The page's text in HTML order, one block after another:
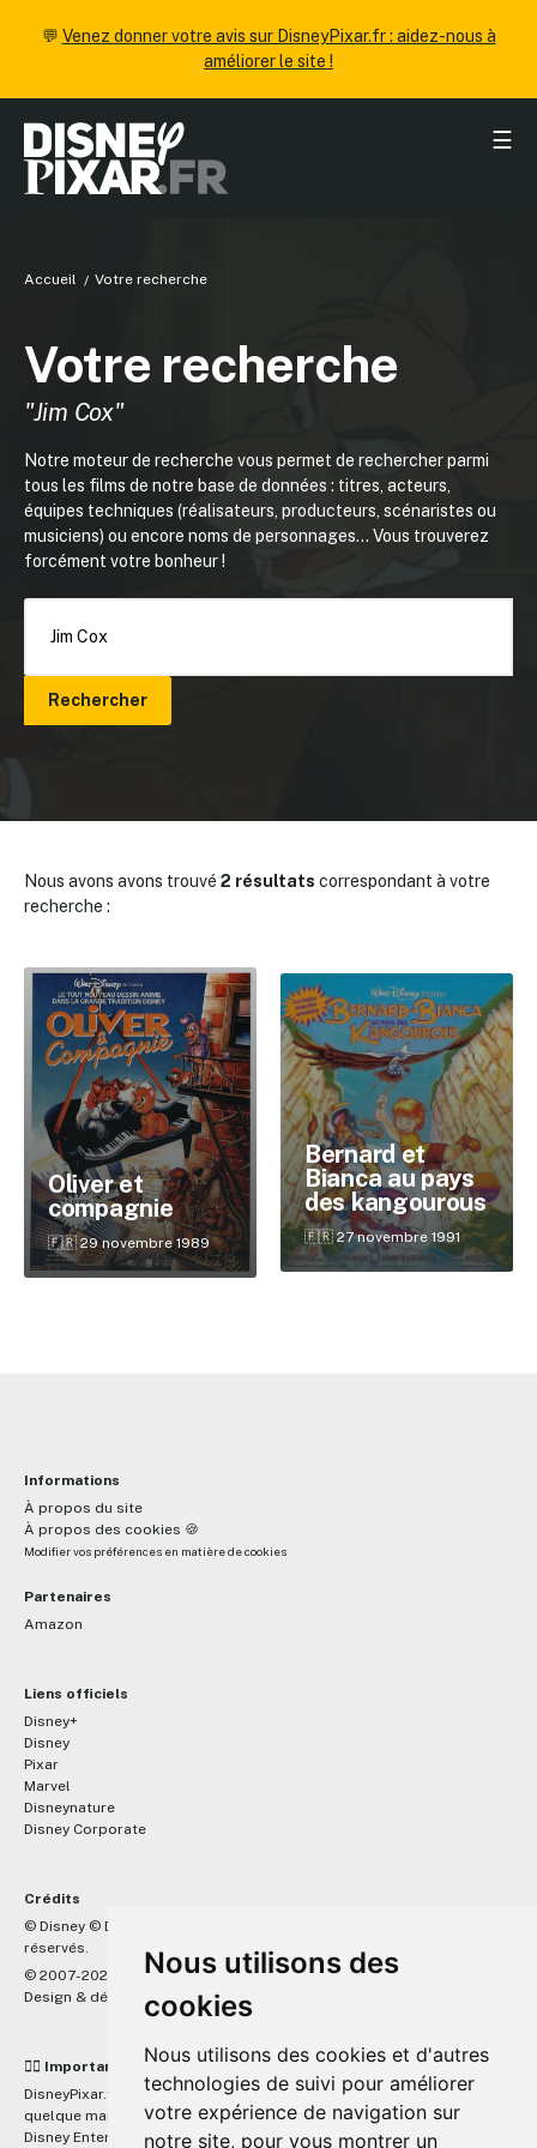
Nous utilisons des
cookies
Nous utilisons des cookies et d'autres
technologies de suivi pour améliorer
votre expérience de navigation sur
notre site, pour vous montrer un
💬 Venez donner votre avis sur DisneyPixar.fr : aidez-nous à
améliorer le site !
☰
Accueil Votre recherche
Votre recherche
"Jim Cox"
Notre moteur de recherche vous permet de rechercher parmi
tous les films de notre base de données : titres, acteurs,
équipes techniques (réalisateurs, producteurs, scénaristes ou
musiciens) ou encore noms de personnages... Vous trouverez
forcément votre bonheur !
Rechercher
Nous avons avons trouvé 2 résultats correspondant à votre
recherche :
Oliver et
compagnie
🇫🇷 29 novembre 1989
Bernard et
Bianca au pays
des kangourous
🇫🇷 27 novembre 1991
Informations
À propos du site
À propos des cookies 🍪
Modifier vos préférences en matière de cookies
Partenaires
Amazon
Liens officiels
Disney+
Disney
Pixar
Marvel
Disneynature
Disney Corporate
Crédits
© Disney © Disney/Pixar © &
réservés.
© 2007-2026 DisneyPixar.fr
Design & développement :MonsieurPaul
☝🏼 Important
DisneyPixar.fr est un site indépendant et n'est en aucun cas lié de
quelque manière que ce soit avec The Walt Disney Company, Pixar,
Disney Enterprises, Inc ou leurs dérivés ou associés. Toute demande
✕